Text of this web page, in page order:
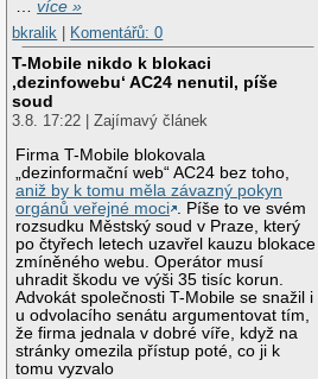
…více »
bkralik | Komentářů: 0
T-Mobile nikdo k blokaci
‚dezinfowebu‘ AC24 nenutil, píše
soud
3.8. 17:22 | Zajímavý článek
Firma T-Mobile blokovala
„dezinformační web“ AC24 bez toho,
aniž by k tomu měla závazný pokyn
orgánů veřejné moci
. Píše to ve svém
rozsudku Městský soud v Praze, který
po čtyřech letech uzavřel kauzu blokace
zmíněného webu. Operátor musí
uhradit škodu ve výši 35 tisíc korun.
Advokát společnosti T-Mobile se snažil i
u odvolacího senátu argumentovat tím,
že firma jednala v dobré víře, když na
stránky omezila přístup poté, co ji k
tomu vyzvalo